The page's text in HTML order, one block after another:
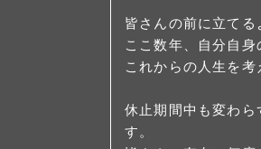
皆さんの前に立てる
ここ数年、自分自
これからの人生を考
休止期間中も変わ
す。